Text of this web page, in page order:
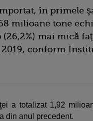
în primele
milioane tone
mai mică
conform
a totalizat 1,92
din anul precedent.